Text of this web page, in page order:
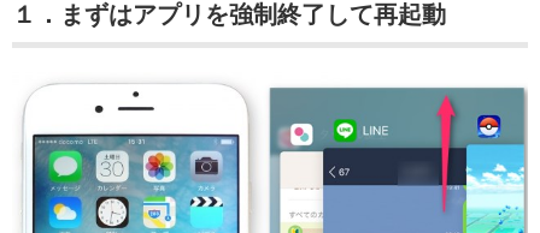
１．まずはアプリを強制終了して再起動